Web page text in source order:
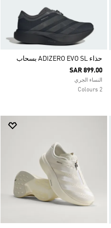
حذاء ADIZERO EVO SL بسحاب
SAR 899.00
النساء الجري
2 Colours